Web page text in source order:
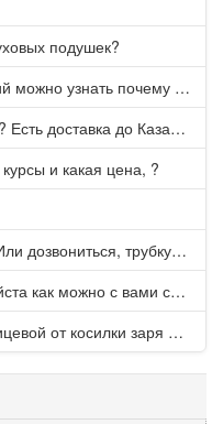
подушек?
Номер телефона действующий можно узнать почему номер неправельный
Здравствуйте, есть в продаже? Есть доставка до Казани?
курсы и какая цена, ?
как к вам попасть на прием? Или дозвониться, трубку не берете.
Добрый день скажите пожалуйста как можно с вами связаться . Телефон не отвечает .Заказала кухню в тц Хороший есть претензии а менеджер контактов не дает .Что делать?
У Вас можно заказать вал шлицевой от косилки заря для мтз, который соединяет мотоблок с косилкой.?